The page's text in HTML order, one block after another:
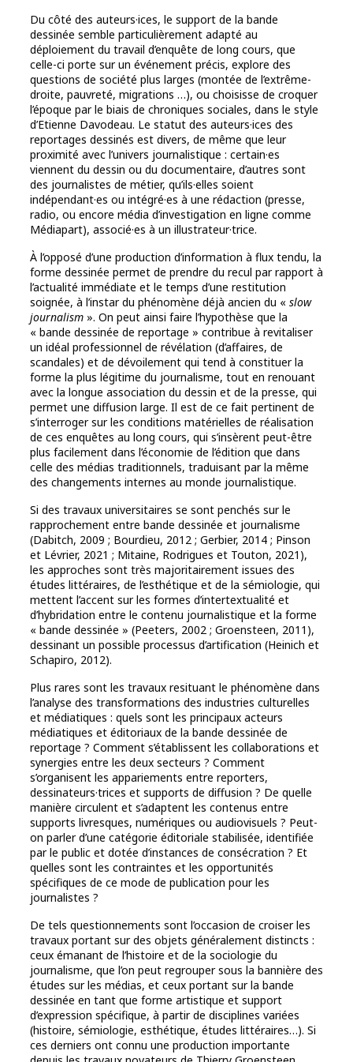
Du côté des auteurs·ices, le support de la bande
dessinée semble particulièrement adapté au
déploiement du travail d’enquête de long cours, que
celle-ci porte sur un événement précis, explore des
questions de société plus larges (montée de l’extrême-
droite, pauvreté, migrations …), ou choisisse de croquer
l’époque par le biais de chroniques sociales, dans le style
d’Etienne Davodeau. Le statut des auteurs·ices des
reportages dessinés est divers, de même que leur
proximité avec l’univers journalistique : certain·es
viennent du dessin ou du documentaire, d’autres sont
des journalistes de métier, qu’ils·elles soient
indépendant·es ou intégré·es à une rédaction (presse,
radio, ou encore média d’investigation en ligne comme
Médiapart), associé·es à un illustrateur·trice.
À l’opposé d’une production d’information à flux tendu, la
forme dessinée permet de prendre du recul par rapport à
l’actualité immédiate et le temps d’une restitution
soignée, à l’instar du phénomène déjà ancien du « slow
journalism ». On peut ainsi faire l’hypothèse que la
« bande dessinée de reportage » contribue à revitaliser
un idéal professionnel de révélation (d’affaires, de
scandales) et de dévoilement qui tend à constituer la
forme la plus légitime du journalisme, tout en renouant
avec la longue association du dessin et de la presse, qui
permet une diffusion large. Il est de ce fait pertinent de
s’interroger sur les conditions matérielles de réalisation
de ces enquêtes au long cours, qui s’insèrent peut-être
plus facilement dans l’économie de l’édition que dans
celle des médias traditionnels, traduisant par la même
des changements internes au monde journalistique.
Si des travaux universitaires se sont penchés sur le
rapprochement entre bande dessinée et journalisme
(Dabitch, 2009 ; Bourdieu, 2012 ; Gerbier, 2014 ; Pinson
et Lévrier, 2021 ; Mitaine, Rodrigues et Touton, 2021),
les approches sont très majoritairement issues des
études littéraires, de l’esthétique et de la sémiologie, qui
mettent l’accent sur les formes d’intertextualité et
d’hybridation entre le contenu journalistique et la forme
« bande dessinée » (Peeters, 2002 ; Groensteen, 2011),
dessinant un possible processus d’artification (Heinich et
Schapiro, 2012).
Plus rares sont les travaux resituant le phénomène dans
l’analyse des transformations des industries culturelles
et médiatiques : quels sont les principaux acteurs
médiatiques et éditoriaux de la bande dessinée de
reportage ? Comment s’établissent les collaborations et
synergies entre les deux secteurs ? Comment
s’organisent les appariements entre reporters,
dessinateurs·trices et supports de diffusion ? De quelle
manière circulent et s’adaptent les contenus entre
supports livresques, numériques ou audiovisuels ? Peut-
on parler d’une catégorie éditoriale stabilisée, identifiée
par le public et dotée d’instances de consécration ? Et
quelles sont les contraintes et les opportunités
spécifiques de ce mode de publication pour les
journalistes ?
De tels questionnements sont l’occasion de croiser les
travaux portant sur des objets généralement distincts :
ceux émanant de l’histoire et de la sociologie du
journalisme, que l’on peut regrouper sous la bannière des
études sur les médias, et ceux portant sur la bande
dessinée en tant que forme artistique et support
d’expression spécifique, à partir de disciplines variées
(histoire, sémiologie, esthétique, études littéraires…). Si
ces derniers ont connu une production importante